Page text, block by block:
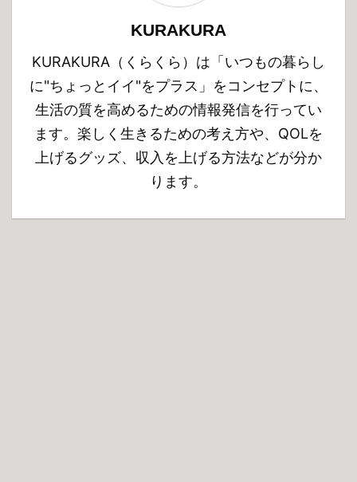
KURAKURA
KURAKURA（くらくら）は「いつもの暮らし
に"ちょっとイイ"をプラス」をコンセプトに、
生活の質を高めるための情報発信を行ってい
ます。楽しく生きるための考え方や、QOLを
上げるグッズ、収入を上げる方法などが分か
ります。